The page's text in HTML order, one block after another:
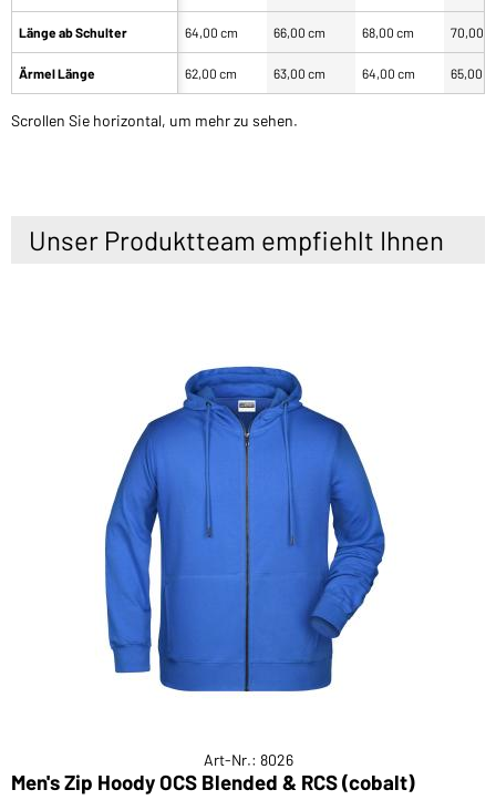
Länge ab Schulter
Ärmel Länge
64,00 cm 66,00 cm 68,00 cm 70,00
62,00 cm 63,00 cm 64,00 cm 65,00
Scrollen Sie horizontal, um mehr zu sehen.
Unser Produktteam empfiehlt Ihnen
Art-Nr.: 8026
Men's Zip Hoody OCS Blended & RCS (cobalt)